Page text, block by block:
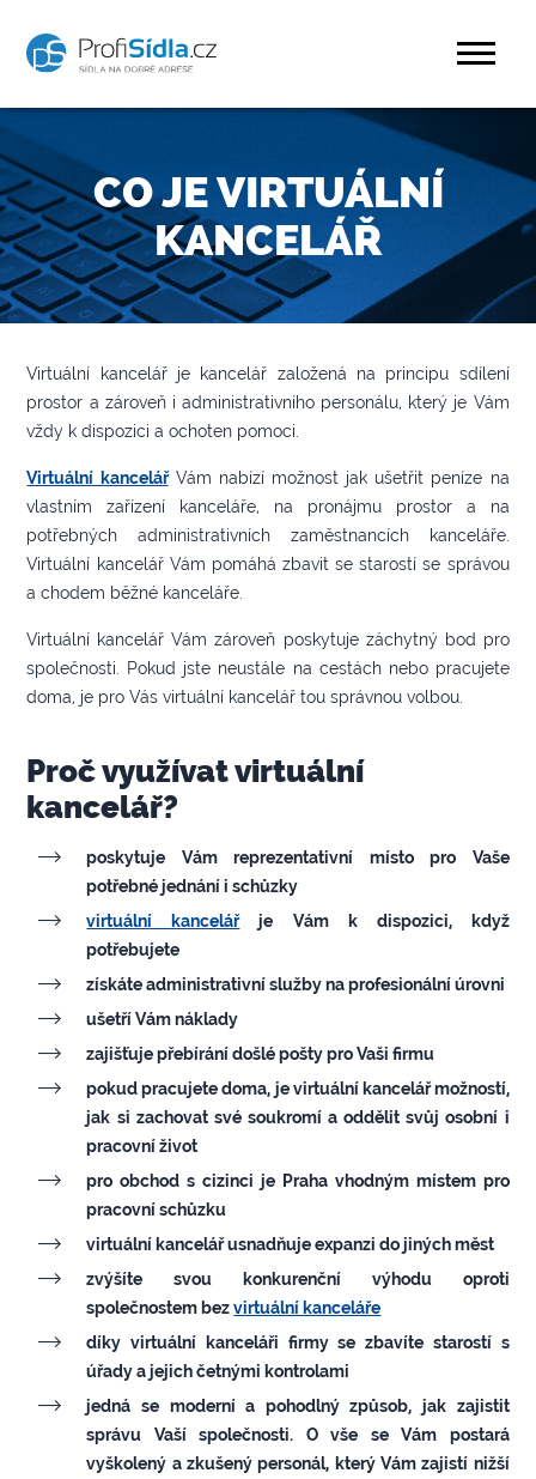
CO JE VIRTUÁLNÍ
KANCELÁŘ
Virtuální kancelář je kancelář založená na principu sdílení
prostor a zároveň i administrativního personálu, který je Vám
vždy k dispozici a ochoten pomoci.
Virtuální kancelářVám nabízí možnost jak ušetřit peníze na
vlastním zařízení kanceláře, na pronájmu prostor a na
potřebných administrativních zaměstnancích kanceláře.
Virtuální kancelář Vám pomáhá zbavit se starostí se správou
a chodem běžné kanceláře.
Virtuální kancelář Vám zároveň poskytuje záchytný bod pro
společnosti. Pokud jste neustále na cestách nebo pracujete
doma, je pro Vás virtuální kancelář tou správnou volbou.
Proč využívat virtuální
kancelář?
poskytuje Vám reprezentativní místo pro Vaše
potřebné jednání i schůzky
virtuální kancelářje Vám k dispozici, když
potřebujete
získáte administrativní služby na profesionální úrovni
ušetří Vám náklady
zajišťuje přebírání došlé pošty pro Vaši firmu
pokud pracujete doma, je virtuální kancelář možností,
jak si zachovat své soukromí a oddělit svůj osobní i
pracovní život
pro obchod s cizinci je Praha vhodným místem pro
pracovní schůzku
virtuální kancelář usnadňuje expanzi do jiných měst
zvýšíte svou konkurenční výhodu oproti
společnostem bezvirtuální kanceláře
díky virtuální kanceláři firmy se zbavíte starostí s
úřady a jejich četnými kontrolami
jedná se moderní a pohodlný způsob, jak zajistit
správu Vaší společnosti. O vše se Vám postará
vyškolený a zkušený personál, který Vám zajistí nižší